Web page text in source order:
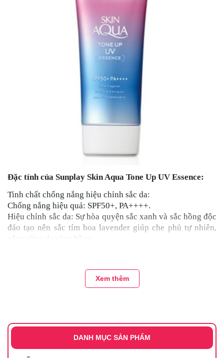
Đặc tính của Sunplay Skin Aqua Tone Up UV Essence:
Tinh chất chống nắng hiệu chỉnh sắc da:
Chống nắng hiệu quả: SPF50+, PA++++.
Hiệu chỉnh sắc da: Sự hòa quyện sắc xanh và sắc hồng độc
đáo tạo nên sắc tím hoa lavender giúp che phủ tự nhiên,
nâng tông da sáng hồng.
Giữ ẩm và dưỡng sáng da: Thành phần dưỡng ẩm
Hyaluronic Acid giúp duy trì độ ẩm tự nhiên, kết hợp
+ Không gây khô da
Xem thêm
DANH MỤC SẢN PHẨM